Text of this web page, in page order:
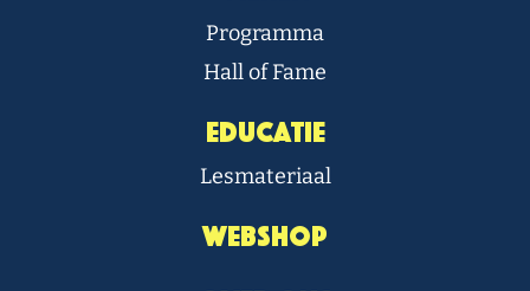
Programma
Hall of Fame
Educatie
Lesmateriaal
Webshop